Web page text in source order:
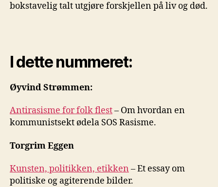
bokstavelig talt utgjøre forskjellen på liv og død.
I dette nummeret:
Øyvind Strømmen:
Antirasisme for folk flest– Om hvordan en
kommunistsekt ødela SOS Rasisme.
Torgrim Eggen
Kunsten, politikken, etikken – Et essay om
politiske og agiterende bilder.